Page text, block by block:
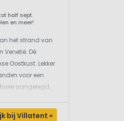
half sept.
en meer!
het strand van
Venetië. Dé
Oostkust. Lekker
voor een
aangelegd,
Lido di J...
bij Villatent »